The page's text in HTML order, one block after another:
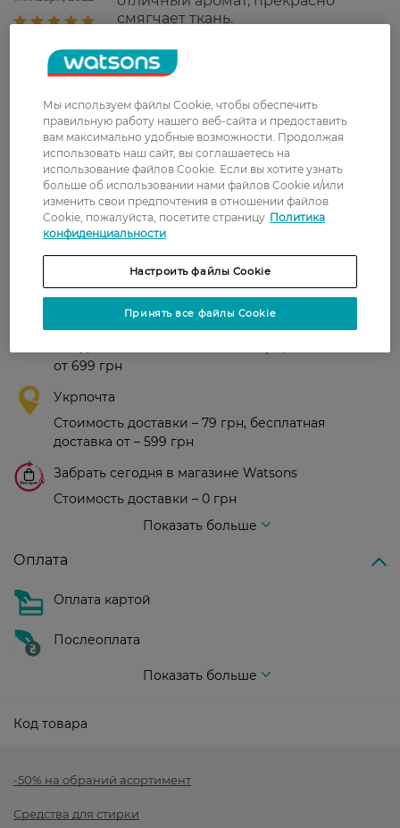
смягчает ткань.
Ірина
25 декабря, 2021
Со своей задачей справляется -
придает аромат и смягчает вещи
Лариса
17 декабря, 2021
Ополаскиватель отличный. Очень
приятный запах, вещи мягкие.
Показати ще
Новая почта
от 699 грн
Укрпочта
Стоимость доставки – 79 грн, бесплатная
доставка от – 599 грн
Забрать сегодня в магазине Watsons
Стоимость доставки – 0 грн
Показать больше
Оплата
Оплата картой
Послеоплата
Показать больше
Код товара
-50% на обраний асортимент
Средства для стирки
Мы используем файлы Cookie, чтобы обеспечить
правильную работу нашего веб-сайта и предоставить
вам максимально удобные возможности. Продолжая
использовать наш сайт, вы соглашаетесь на
использование файлов Cookie. Если вы хотите узнать
больше об использовании нами файлов Cookie и/или
изменить свои предпочтения в отношении файлов
Cookie, пожалуйста, посетите страницу Политика
конфиденциальности
Настроить файлы Cookie
Принять все файлы Cookie